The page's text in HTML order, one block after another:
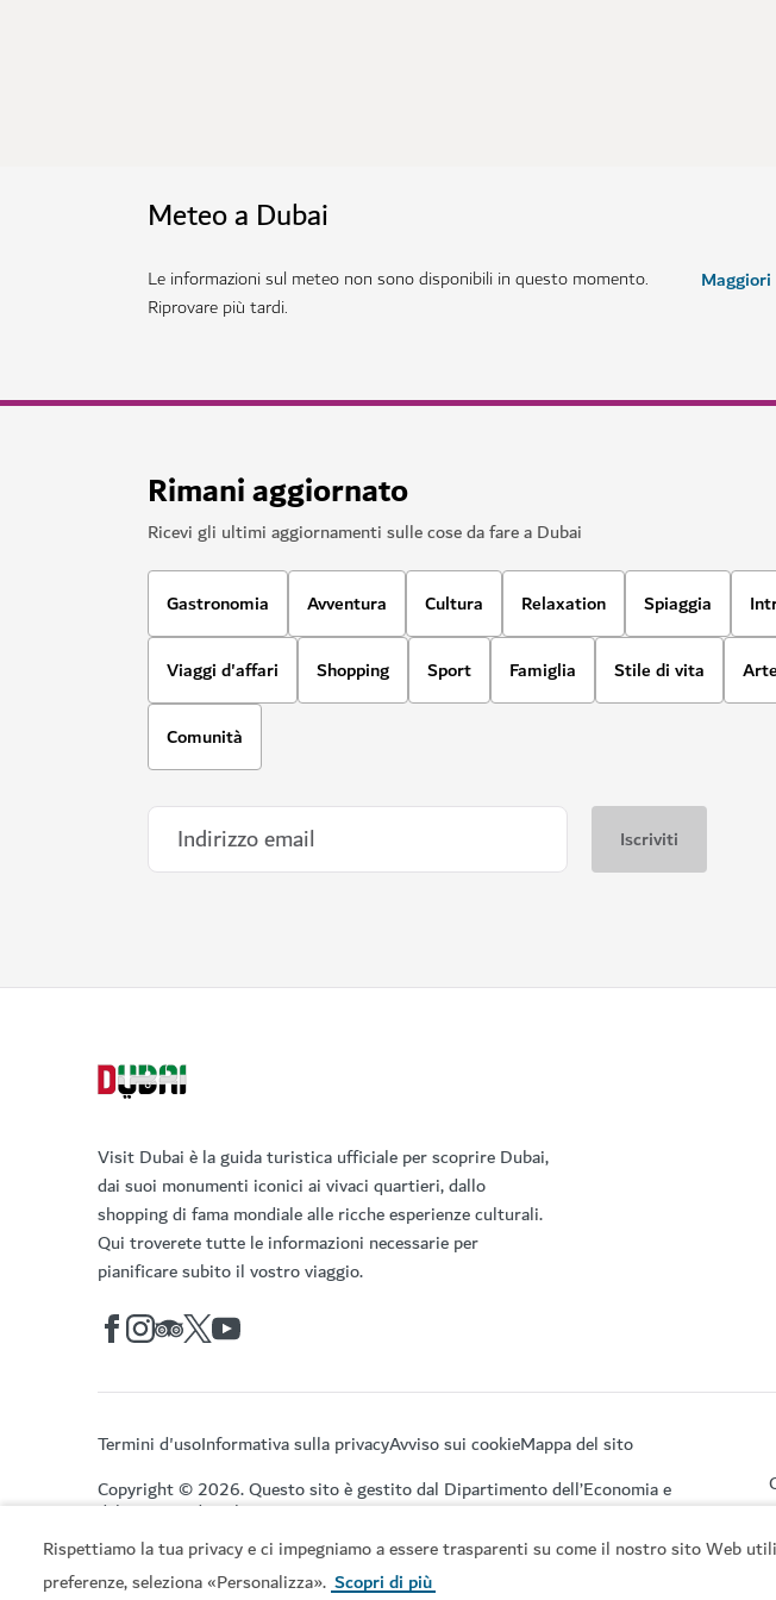
Rispettiamo la tua privacy e ci impegniamo a essere trasparenti su come il nostro sito Web
preferenze, seleziona «Personalizza». Scopri di più
Meteo a Dubai
Le informazioni sul meteo non sono disponibili in questo momento.
Riprovare più tardi.
Rimani aggiornato
Ricevi gli ultimi aggiornamenti sulle cose da fare a Dubai
Gastronomia Avventura Cultura Relaxation Spiaggia
Viaggi d'affari Shopping Sport Famiglia Stile di vita Arte
Comunità
Visit Dubai è la guida turistica ufficiale per scoprire Dubai,
dai suoi monumenti iconici ai vivaci quartieri, dallo
shopping di fama mondiale alle ricche esperienze culturali.
Qui troverete tutte le informazioni necessarie per
pianificare subito il vostro viaggio.
Termini d'usoInformativa sulla privacyAvviso sui cookieMappa del sito
Copyright © 2026. Questo sito è gestito dal Dipartimento dell’Economia e
del Turismo di Dubai.